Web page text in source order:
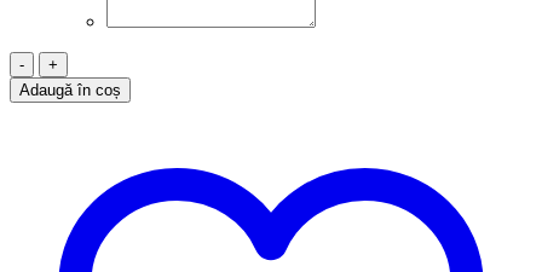
Cantitate
Brățară
Șnur,
BA11018
Adaugă în coș